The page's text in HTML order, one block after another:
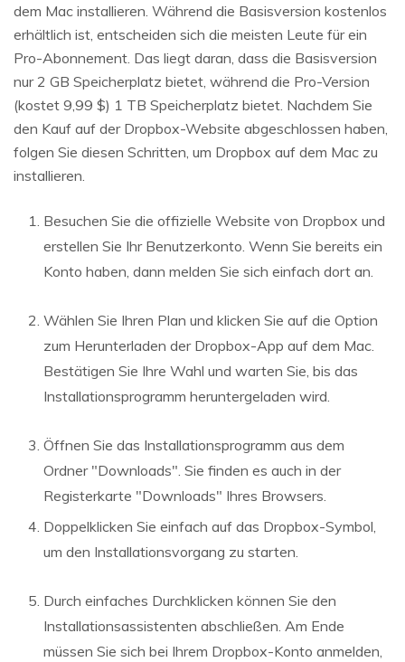
dem Mac installieren. Während die Basisversion kostenlos
erhältlich ist, entscheiden sich die meisten Leute für ein
Pro-Abonnement. Das liegt daran, dass die Basisversion
nur 2 GB Speicherplatz bietet, während die Pro-Version
(kostet 9,99 $) 1 TB Speicherplatz bietet. Nachdem Sie
den Kauf auf der Dropbox-Website abgeschlossen haben,
folgen Sie diesen Schritten, um Dropbox auf dem Mac zu
installieren.
Besuchen Sie die offizielle Website von Dropbox und
erstellen Sie Ihr Benutzerkonto. Wenn Sie bereits ein
Konto haben, dann melden Sie sich einfach dort an.
Wählen Sie Ihren Plan und klicken Sie auf die Option
zum Herunterladen der Dropbox-App auf dem Mac.
Bestätigen Sie Ihre Wahl und warten Sie, bis das
Installationsprogramm heruntergeladen wird.
Öffnen Sie das Installationsprogramm aus dem
Ordner "Downloads". Sie finden es auch in der
Registerkarte "Downloads" Ihres Browsers.
Doppelklicken Sie einfach auf das Dropbox-Symbol,
um den Installationsvorgang zu starten.
Durch einfaches Durchklicken können Sie den
Installationsassistenten abschließen. Am Ende
müssen Sie sich bei Ihrem Dropbox-Konto anmelden,